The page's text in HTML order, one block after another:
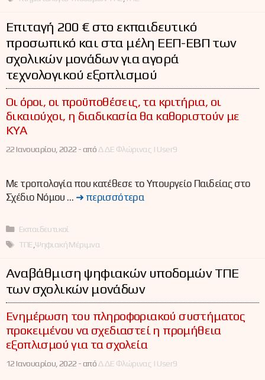
Επιταγή 200 € στο εκπαιδευτικό
προσωπικό και στα μέλη ΕΕΠ-ΕΒΠ των
σχολικών μονάδων για αγορά
τεχνολογικού εξοπλισμού
Οι όροι, οι προϋποθέσεις, τα κριτήρια, οι
δικαιούχοι, η διαδικασία θα καθοριστούν με
ΚΥΑ
22 Ιανουαρίου, 2022 -απόΔΔΕ Φλώρινας | User9
Με τροπολογία που κατέθεσε το Υπουργείο Παιδείας στο
Σχέδιο Νόμου … ➜ περισσότερα
Κατηγορίες
Εκπαιδευτικοί
Ετικέτες
ΤΠΕ Ψηφιακή Μέριμνα
Αναβάθμιση ψηφιακών υποδομών ΤΠΕ
των σχολικών μονάδων
Ενημέρωση του πληροφοριακού συστήματος
προκειμένου να σχεδιαστεί η προμήθεια
εξοπλισμού για τα σχολεία
12 Ιανουαρίου, 2022 -απόΔΔΕ Φλώρινας | User9